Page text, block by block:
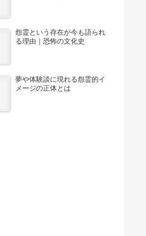
怨霊という存在が今も語られ
る理由｜恐怖の文化史
夢や体験談に現れる怨霊的イ
メージの正体とは